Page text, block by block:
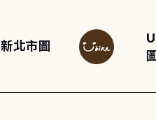
新北市圖